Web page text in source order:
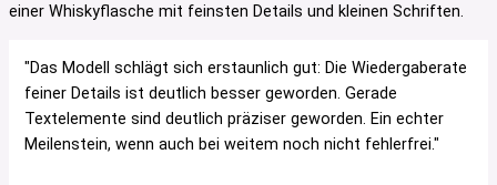
einer Whiskyflasche mit feinsten Details und kleinen Schriften.
"Das Modell schlägt sich erstaunlich gut: Die Wiedergaberate
feiner Details ist deutlich besser geworden. Gerade
Textelemente sind deutlich präziser geworden. Ein echter
Meilenstein, wenn auch bei weitem noch nicht fehlerfrei."